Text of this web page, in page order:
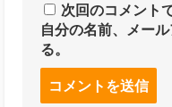
次回のコメント
自分の名前、メー
る。